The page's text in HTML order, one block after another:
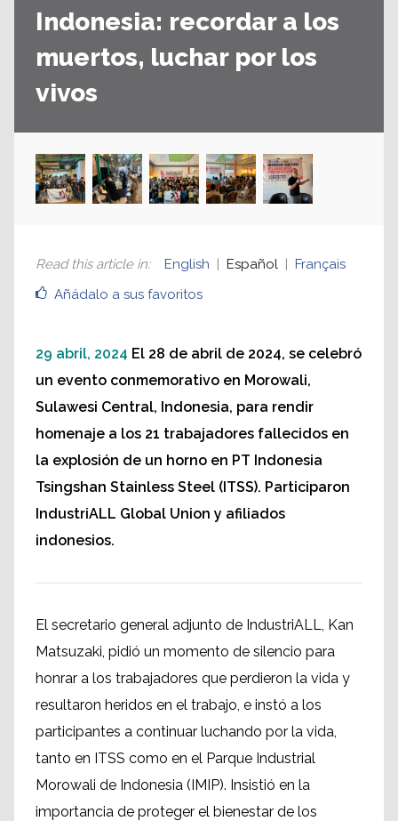
Indonesia: recordar a los
muertos, luchar por los
vivos
Añádalo a sus favoritos
Read this article in: English Español Français
29 abril, 2024 El 28 de abril de 2024, se celebró
un evento conmemorativo en Morowali,
Sulawesi Central, Indonesia, para rendir
homenaje a los 21 trabajadores fallecidos en
la explosión de un horno en PT Indonesia
Tsingshan Stainless Steel (ITSS). Participaron
IndustriALL Global Union y afiliados
indonesios.
El secretario general adjunto de IndustriALL, Kan
Matsuzaki, pidió un momento de silencio para
honrar a los trabajadores que perdieron la vida y
resultaron heridos en el trabajo, e instó a los
participantes a continuar luchando por la vida,
tanto en ITSS como en el Parque Industrial
Morowali de Indonesia (IMIP). Insistió en la
importancia de proteger el bienestar de los